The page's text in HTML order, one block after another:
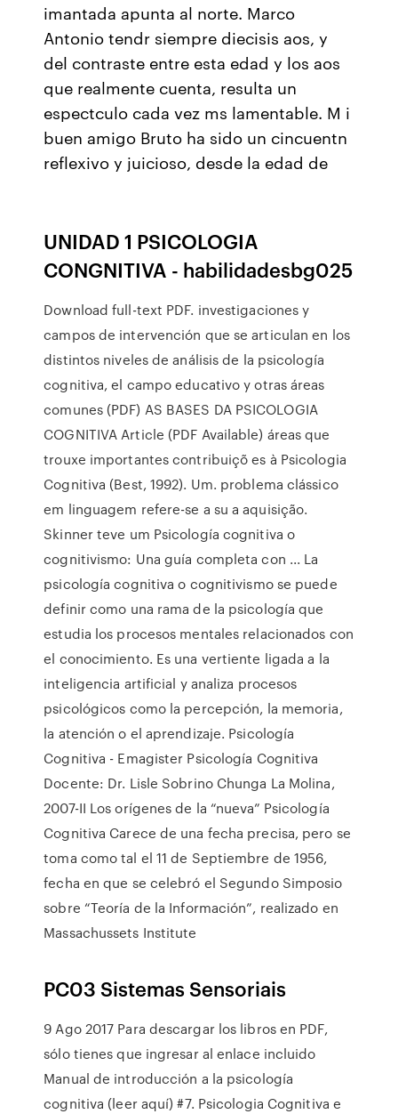
imantada apunta al norte. Marco
Antonio tendr siempre diecisis aos, y
del contraste entre esta edad y los aos
que realmente cuenta, resulta un
espectculo cada vez ms lamentable. M i
buen amigo Bruto ha sido un cincuentn
reflexivo y juicioso, desde la edad de
UNIDAD 1 PSICOLOGIA
CONGNITIVA - habilidadesbg025
Download full-text PDF. investigaciones y
campos de intervención que se articulan en los
distintos niveles de análisis de la psicología
cognitiva, el campo educativo y otras áreas
comunes (PDF) AS BASES DA PSICOLOGIA
COGNITIVA Article (PDF Available) áreas que
trouxe importantes contribuiçõ es à Psicologia
Cognitiva (Best, 1992). Um. problema clássico
em linguagem refere-se a su a aquisição.
Skinner teve um Psicología cognitiva o
cognitivismo: Una guía completa con ... La
psicología cognitiva o cognitivismo se puede
definir como una rama de la psicología que
estudia los procesos mentales relacionados con
el conocimiento. Es una vertiente ligada a la
inteligencia artificial y analiza procesos
psicológicos como la percepción, la memoria,
la atención o el aprendizaje. Psicología
Cognitiva - Emagister Psicología Cognitiva
Docente: Dr. Lisle Sobrino Chunga La Molina,
2007-II Los orígenes de la “nueva” Psicología
Cognitiva Carece de una fecha precisa, pero se
toma como tal el 11 de Septiembre de 1956,
fecha en que se celebró el Segundo Simposio
sobre “Teoría de la Información”, realizado en
Massachussets Institute
PC03 Sistemas Sensoriais
9 Ago 2017 Para descargar los libros en PDF,
sólo tienes que ingresar al enlace incluido
Manual de introducción a la psicología
cognitiva (leer aquí) #7. Psicologia Cognitiva e